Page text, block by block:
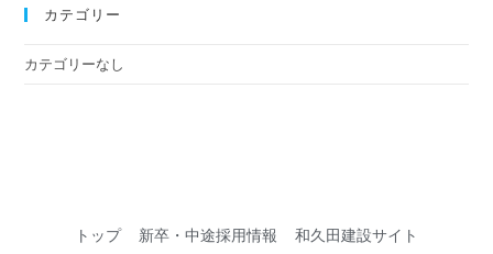
カテゴリー
カテゴリーなし
トップ 新卒・中途採用情報 和久田建設サイト